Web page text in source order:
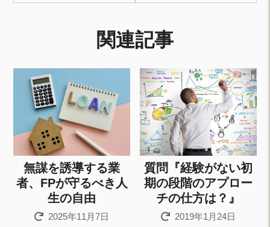
関連記事
無謀を誘導する業
者、FPが守るべき人
生の自由
2025年11月7日
質問『経験がない初
期の段階のアプロー
チの仕方は？』
2019年1月24日